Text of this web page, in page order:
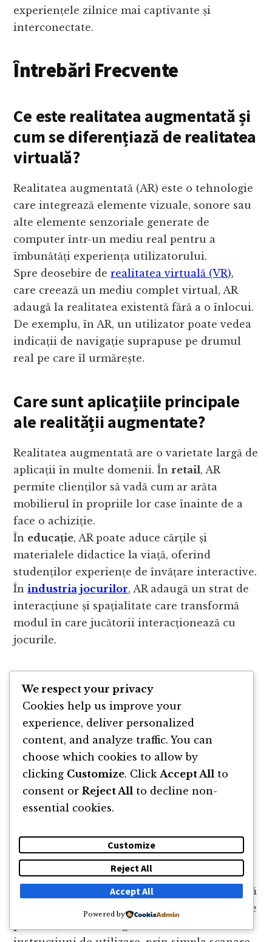
experiențele zilnice mai captivante și
interconectate.
Întrebări Frecvente
Ce este realitatea augmentată și
cum se diferențiază de realitatea
virtuală?
Realitatea augmentată (AR) este o tehnologie
care integrează elemente vizuale, sonore sau
alte elemente senzoriale generate de
computer într-un mediu real pentru a
îmbunătăți experiența utilizatorului.
Spre deosebire derealitatea virtuală (VR),
care creează un mediu complet virtual, AR
adaugă la realitatea existentă fără a o înlocui.
De exemplu, în AR, un utilizator poate vedea
indicații de navigație suprapuse pe drumul
real pe care îl urmărește.
Care sunt aplicațiile principale
ale realității augmentate?
Realitatea augmentată are o varietate largă de
aplicații în multe domenii. Înretail, AR
permite clienților să vadă cum ar arăta
mobilierul în propriile lor case înainte de a
face o achiziție.
În educație, AR poate aduce cărțile și
materialele didactice la viață, oferind
studenților experiențe de învățare interactive.
Înindustria jocurilor, AR adaugă un strat de
interacțiune și spațialitate care transformă
modul în care jucătorii interacționează cu
jocurile.
Cum contribuie AR la
îmbunătățirea experiențelor de
cumpărături?
AR transformă comerțul oferind experiențe
personalizate și interactive clienților.
Magazinele pot utiliza AR pentru a oferi
clienților posibilitatea de a proba virtual
ochelarii sau îmbrăcămintea.
Aceasta nu numai că sporește satisfacția
clienților, dar poate și reduce rata
returnărilor. De asemenea, AR poate fi folosită
pentru a oferi informații suplimentare despre
We respect your privacy
Cookies help us improve your
experience, deliver personalized
content, and analyze traffic. You can
choose which cookies to allow by
clicking Customize. Click Accept All to
consent or Reject All to decline non-
essential cookies.
Customize
Reject All
Accept All
Powered by